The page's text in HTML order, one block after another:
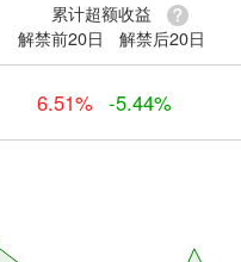
累计超额收益
解禁前20日
解禁后20日
6.51% -5.44%